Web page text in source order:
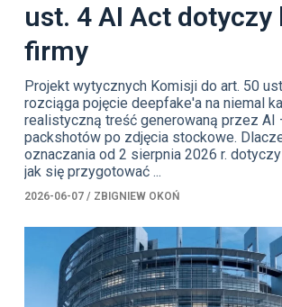
ust. 4 AI Act dotyczy
firmy
Projekt wytycznych Komisji do art. 50
rozciąga pojęcie deepfake'a na niemal
realistyczną treść generowaną przez AI
packshotów po zdjęcia stockowe.
oznaczania od 2 sierpnia 2026 r.
jak się przygotować ...
2026-06-07/ ZBIGNIEW OKOŃ